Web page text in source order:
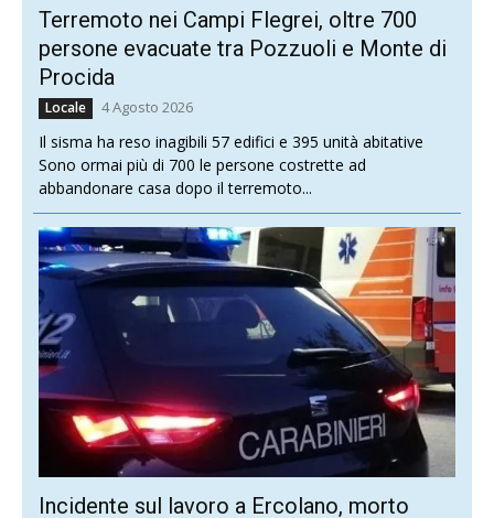
Terremoto nei Campi Flegrei, oltre 700
persone evacuate tra Pozzuoli e Monte di
Procida
Locale 4 Agosto 2026
Il sisma ha reso inagibili 57 edifici e 395 unità abitative
Sono ormai più di 700 le persone costrette ad
abbandonare casa dopo il terremoto...
Incidente sul lavoro a Ercolano, morto